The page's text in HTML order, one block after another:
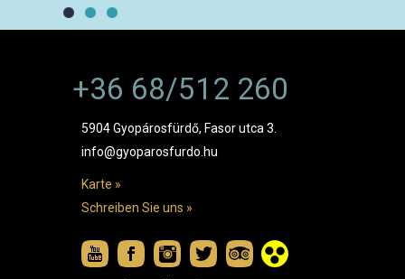
+36 68/512 260
5904 Gyopárosfürdő, Fasor utca 3.
info@gyoparosfurdo.hu
Karte »
Schreiben Sie uns »